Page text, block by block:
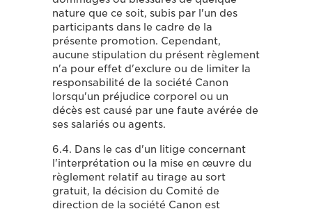
nature que ce soit, subis par l'un des
participants dans le cadre de la
présente promotion. Cependant,
aucune stipulation du présent règlement
n'a pour effet d'exclure ou de limiter la
responsabilité de la société Canon
lorsqu'un préjudice corporel ou un
décès est causé par une faute avérée de
ses salariés ou agents.
6.4. Dans le cas d'un litige concernant
l'interprétation ou la mise en œuvre du
règlement relatif au tirage au sort
gratuit, la décision du Comité de
direction de la société Canon est